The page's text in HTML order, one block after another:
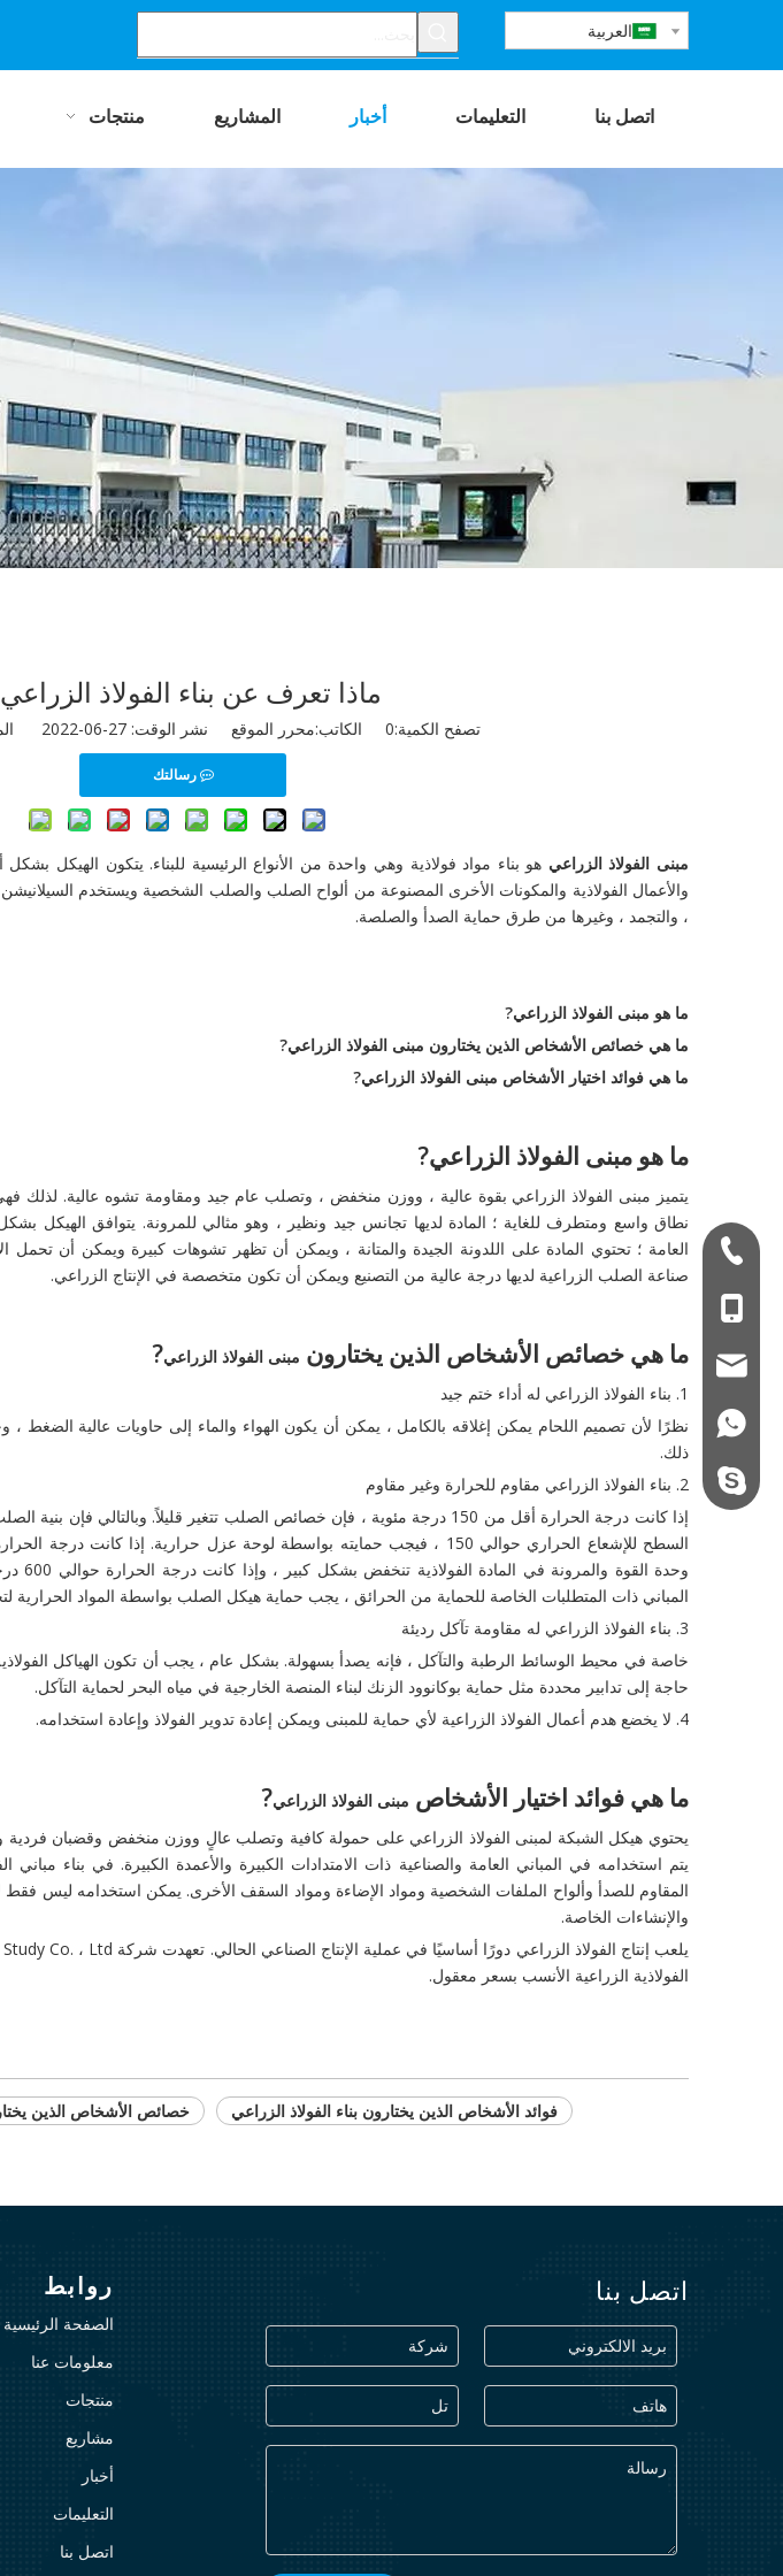
العربية
اتصل بنا التعليمات أخبار المشاريع منتجات
ماذا تعرف عن بناء الفولاذ
تصفح الكمية:0 الكاتب:محرر الموقع نشر الوقت: 27-06-2022 المنشأ:
رسالتك
مبنى الفولاذ الزراعي هو بناء مواد فولاذية وهي واحدة من الأنواع الرئيسية للبناء. يتكون الهيكل
والأعمال الفولاذية والمكونات الأخرى المصنوعة من ألواح الصلب والصلب الشخصية ويستخدم
، والتجمد ، وغيرها من طرق حماية الصدأ والصلصة.
ما هو مبنى الفولاذ الزراعي?
ما هي خصائص الأشخاص الذين يختارون مبنى الفولاذ الزراعي?
ما هي فوائد اختيار الأشخاص مبنى الفولاذ الزراعي?
ما هو مبنى الفولاذ الزراعي?
يتميز مبنى الفولاذ الزراعي بقوة عالية ، ووزن منخفض ، وتصلب عام جيد ومقاومة تشوه عالية. لذلك
نطاق واسع ومتطرف للغاية ؛ المادة لديها تجانس جيد ونظير ، وهو مثالي للمرونة. يتوافق الهيكل بشكل
العامة ؛ تحتوي المادة على اللدونة الجيدة والمتانة ، ويمكن أن تظهر تشوهات كبيرة ويمكن أن تحمل
صناعة الصلب الزراعية لديها درجة عالية من التصنيع ويمكن أن تكون متخصصة في الإنتاج الزراعي.
ما هي خصائص الأشخاص الذين يختارون مبنى الفولاذ الزراعي?
1. بناء الفولاذ الزراعي له أداء ختم جيد
نظرًا لأن تصميم اللحام يمكن إغلاقه بالكامل ، يمكن أن يكون الهواء والماء إلى حاويات عالية الضغط ،
ذلك.
2. بناء الفولاذ الزراعي مقاوم للحرارة وغير مقاوم
إذا كانت درجة الحرارة أقل من 150 درجة مئوية ، فإن خصائص الصلب تتغير قليلاً.
وحدة
المباني ذات المتطلبات الخاصة للحماية من الحرائق ، يجب حماية هيكل الصلب بواسطة المواد الحرارية
3. بناء الفولاذ الزراعي له مقاومة تآكل رديئة
خاصة في محيط الوسائط الرطبة والتآكل ، فإنه يصدأ بسهولة. بشكل عام ، يجب أن تكون الهياكل
حاجة إلى تدابير محددة مثل حماية بوكانوود الزنك لبناء المنصة الخارجية في مياه البحر لحماية التآكل.
4. لا يخضع هدم أعمال الفولاذ الزراعية لأي حماية للمبنى ويمكن إعادة تدوير الفولاذ وإعادة استخدامه.
ما هي فوائد اختيار الأشخاص مبنى الفولاذ الزراعي?
يحتوي هيكل الشبكة لمبنى الفولاذ الزراعي على حمولة كافية وتصلب عالٍ ووزن منخفض وقضبان فردية
يتم استخدامه في المباني العامة والصناعية ذات الامتدادات الكبيرة والأعمدة الكبيرة. في بناء
المقاوم للصدأ وألواح الملفات الشخصية ومواد الإضاءة ومواد السقف الأخرى. يمكن استخدامه ليس
والإنشاءات الخاصة.
الفولاذية الزراعية الأنسب بسعر معقول.
خصائص الأشخاص الذين فوائد الأشخاص الذين يختارون بناء الفولاذ الزراعي
+ 86-532-
+86 -
روابط
الصفحة الرئيسية
معلومات عنا
منتجات
مشاريع
أخبار
التعليمات
اتصل بنا
اتصل بنا